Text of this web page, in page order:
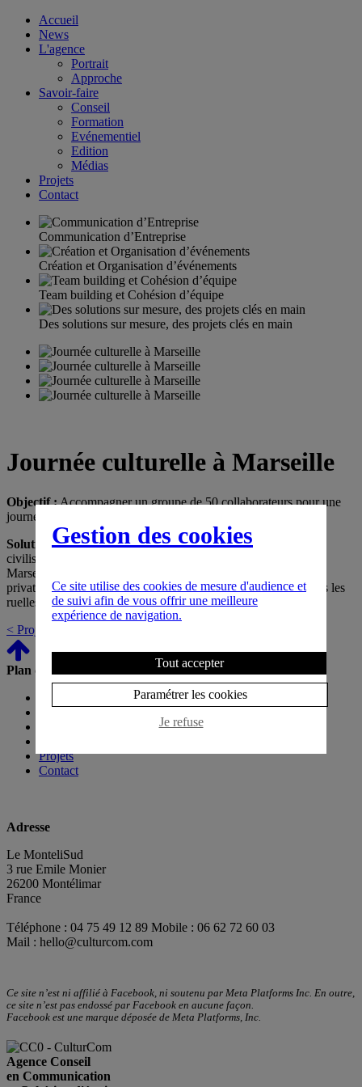
Accueil
News
L'agence
Portrait
Approche
Savoir-faire
Conseil
Formation
Evénementiel
Edition
Médias
Projets
Contact
Communication d’Entreprise
Création et Organisation d’événements
Team building et Cohésion d’équipe
Des solutions sur mesure, des projets clés en main
Journée culturelle à Marseille
Objectif :Accompagner un groupe de 50 collaborateurs pour une
journée ludique et culturelle.
Solution :Organiser le matin une visite guidée du Musée des
civilisations de l’Europe et de la Méditerranée (MUCEM) à
Marseille. Déjeuner au restaurant panoramique dans un espace
privatisé. Participer à une chasse au trésor, par équipes à travers les
ruelles du Vieux Panier et récompenser l’équipe vainqueur.
< Projet précédent
Plan du site
Projets
Contact
Adresse
Le MonteliSud
3 rue Emile Monier
26200 Montélimar
France
Téléphone : 04 75 49 12 89 Mobile : 06 62 72 60 03
Mail : hello@culturcom.com
Ce site n’est ni affilié à Facebook, ni soutenu par Meta Platforms Inc. En outre,
ce site n’est pas endossé par Facebook en aucune façon.
Facebook est une marque déposée de Meta Platforms, Inc.
Agence Conseil
en Communication
Gestion des cookies
Ce site utilise des cookies de mesure d'audience et
de suivi afin de vous offrir une meilleure
expérience de navigation.
Tout accepter
Paramétrer les cookies
Je refuse